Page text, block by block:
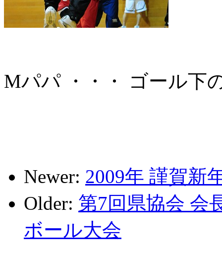
Mパパ ・・・ ゴール下
Newer: 2009年 謹賀新
Older: 第7回県協会 会
ボール大会